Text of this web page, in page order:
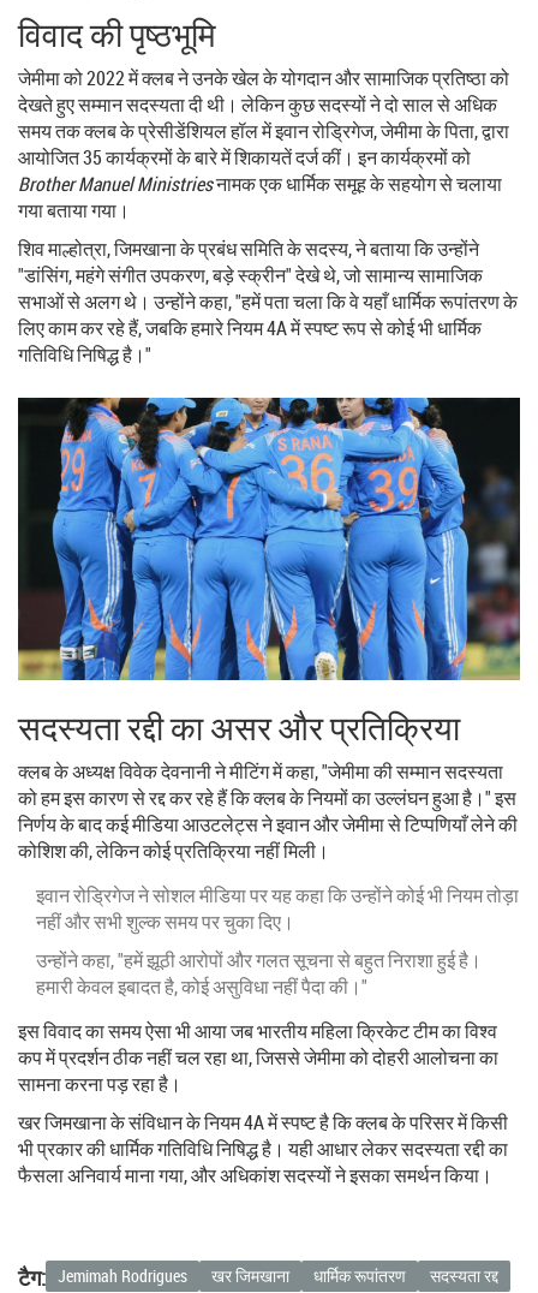
विवाद की पृष्ठभूमि
जेमीमा को 2022 में क्लब ने उनके खेल के योगदान और सामाजिक प्रतिष्ठा को
देखते हुए सम्मान सदस्यता दी थी। लेकिन कुछ सदस्यों ने दो साल से अधिक
समय तक क्लब के प्रेसीडेंशियल हॉल में इवान रोड्रिगेज, जेमीमा के पिता, द्वारा
आयोजित 35 कार्यक्रमों के बारे में शिकायतें दर्ज कीं। इन कार्यक्रमों को
Brother Manuel Ministriesनामक एक धार्मिक समूह के सहयोग से चलाया
गया बताया गया।
शिव माल्होत्रा, जिमखाना के प्रबंध समिति के सदस्य, ने बताया कि उन्होंने
"डांसिंग, महंगे संगीत उपकरण, बड़े स्क्रीन" देखे थे, जो सामान्य सामाजिक
सभाओं से अलग थे। उन्होंने कहा, "हमें पता चला कि वे यहाँ धार्मिक रूपांतरण के
लिए काम कर रहे हैं, जबकि हमारे नियम 4A में स्पष्ट रूप से कोई भी धार्मिक
गतिविधि निषिद्ध है।"
सदस्यता रद्दी का असर और प्रतिक्रिया
क्लब के अध्यक्ष विवेक देवनानी ने मीटिंग में कहा, "जेमीमा की सम्मान सदस्यता
को हम इस कारण से रद्द कर रहे हैं कि क्लब के नियमों का उल्लंघन हुआ है।" इस
निर्णय के बाद कई मीडिया आउटलेट्स ने इवान और जेमीमा से टिप्पणियाँ लेने की
कोशिश की, लेकिन कोई प्रतिक्रिया नहीं मिली।
इवान रोड्रिगेज ने सोशल मीडिया पर यह कहा कि उन्होंने कोई भी नियम तोड़ा
नहीं और सभी शुल्क समय पर चुका दिए।
उन्होंने कहा, "हमें झूठी आरोपों और गलत सूचना से बहुत निराशा हुई है।
हमारी केवल इबादत है, कोई असुविधा नहीं पैदा की।"
इस विवाद का समय ऐसा भी आया जब भारतीय महिला क्रिकेट टीम का विश्व
कप में प्रदर्शन ठीक नहीं चल रहा था, जिससे जेमीमा को दोहरी आलोचना का
सामना करना पड़ रहा है।
खर जिमखाना के संविधान के नियम 4A में स्पष्ट है कि क्लब के परिसर में किसी
भी प्रकार की धार्मिक गतिविधि निषिद्ध है। यही आधार लेकर सदस्यता रद्दी का
फैसला अनिवार्य माना गया, और अधिकांश सदस्यों ने इसका समर्थन किया।
टैग: Jemimah Rodrigues खर जिमखाना धार्मिक रूपांतरण सदस्यता रद्द